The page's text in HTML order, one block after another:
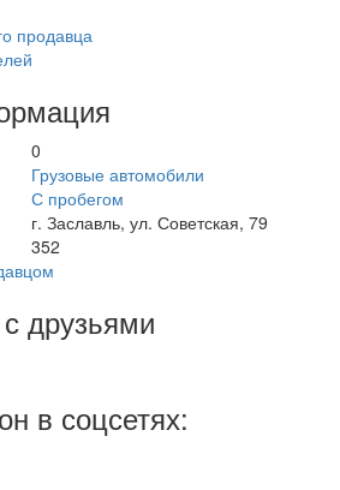
продавца
0
Грузовые автомобили
С пробегом
г. Заславль, ул. Советская, 79
352
друзьями
в соцсетях: